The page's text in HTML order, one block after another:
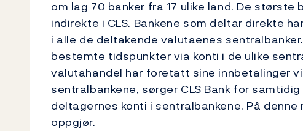
om lag 70 banker fra 17 ulike land. De
indirekte i CLS. Bankene som deltar direkte
i alle de deltakende valutaenes
bestemte tidspunkter via konti i de ulike
valutahandel har foretatt sine innbetalinger
sentralbankene, sørger CLS Bank for
deltagernes konti i sentralbankene. På
oppgjør.